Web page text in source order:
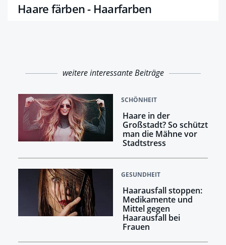
Haare färben - Haarfarben
weitere interessante Beiträge
SCHÖNHEIT
Haare in der
Großstadt? So schützt
man die Mähne vor
Stadtstress
GESUNDHEIT
Haarausfall stoppen:
Medikamente und
Mittel gegen
Haarausfall bei
Frauen